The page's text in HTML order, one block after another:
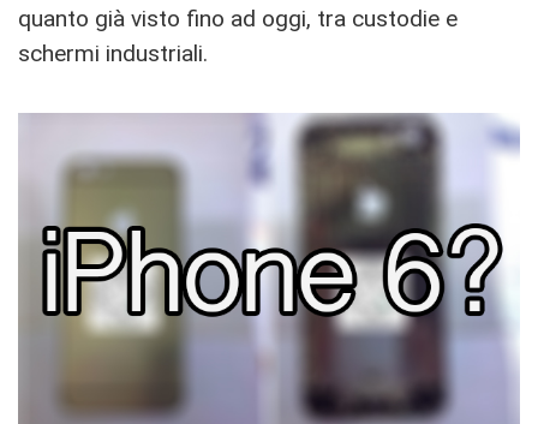
quanto già visto fino ad oggi, tra custodie e
schermi industriali.